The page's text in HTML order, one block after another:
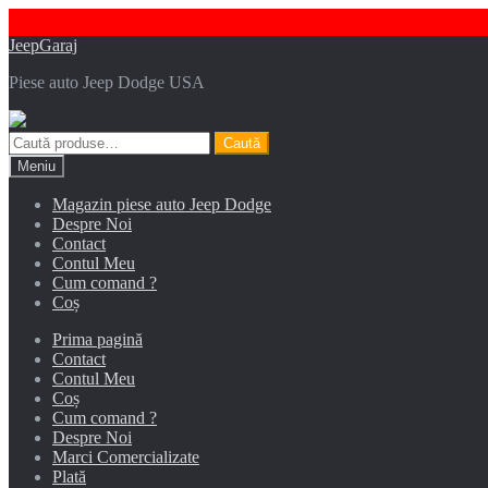
Sari
navigare
Sari
conținut
JeepGaraj
Piese auto Jeep Dodge USA
Caută
după:
Caută
Meniu
Magazin piese auto Jeep Dodge
Despre Noi
Contact
Contul Meu
Cum comand ?
Coș
Prima pagină
Contact
Contul Meu
Coș
Cum comand ?
Despre Noi
Marci Comercializate
Plată